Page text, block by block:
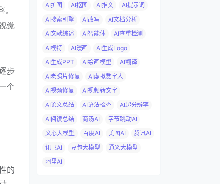
觉
步
个
的
AI扩图
AI抠图 AI推文
AI提示词
AI搜索引擎
AI改写
AI文档分析
AI文献综述
AI智能体
AI查重检测
AI模特
AI漫画
AI生成Logo
AI生成PPT
AI绘画模型
AI翻译
AI老照片修复
AI虚拟数字人
AI视频修复
AI视频转文字
AI论文总结
AI语法检查
AI超分辨率
AI阅读总结
商汤AI
字节跳动AI
文心大模型
百度AI 美图AI
腾讯AI
讯飞AI
豆包大模型
通义大模型
阿里AI